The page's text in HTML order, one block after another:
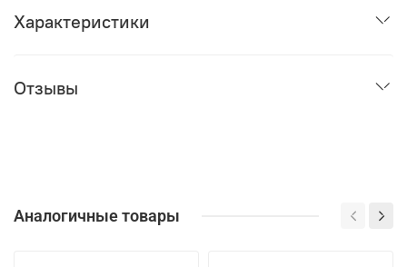
Характеристики
Отзывы
Аналогичные товары